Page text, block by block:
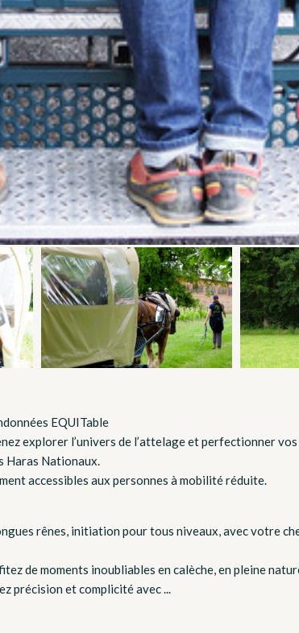
EQUITable
explorer l’univers de l’attelage et perfectionner vos
Haras Nationaux.
accessibles aux personnes à mobilité réduite.
rênes, initiation pour tous niveaux, avec votre
de moments inoubliables en calèche, en pleine
précision et complicité avec ...